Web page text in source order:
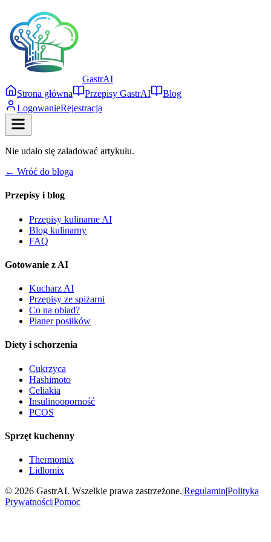
GastrAI
Strona główna
Przepisy GastrAI
Blog
LogowanieRejestracja
Nie udało się załadować artykułu.
← Wróć do bloga
Przepisy i blog
Przepisy kulinarne AI
Blog kulinarny
FAQ
Gotowanie z AI
Kucharz AI
Przepisy ze spiżarni
Co na obiad?
Planer posiłków
Diety i schorzenia
Cukrzyca
Hashimoto
Celiakia
Insulinooporność
PCOS
Sprzęt kuchenny
Thermomix
Lidlomix
© 2026 GastrAI. Wszelkie prawa zastrzeżone.|Regulamin|Polityka
Prywatności|Pomoc